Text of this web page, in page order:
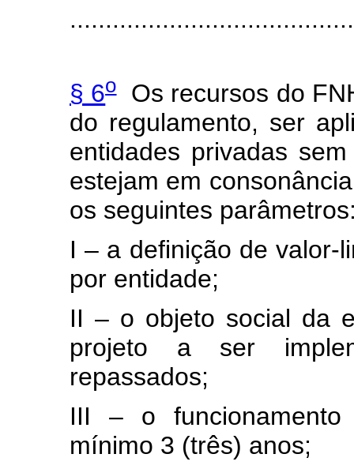
§ 6oOs recursos do
do regulamento, ser
entidades privadas
estejam em
os seguintes
I – a definição de valor-
por entidade;
II – o objeto social da
projeto a ser
repassados;
III – o
mínimo 3 (três) anos;